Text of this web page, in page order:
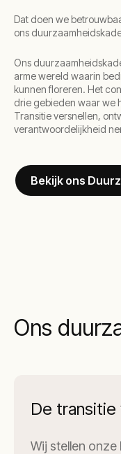
Dat doen we
ons
Ons
arme wereld waarin
kunnen floreren. Het
drie gebieden waar we
Transitie versnellen,
verantwoordelijkheid
Bekijk ons
Ons
De transitie
Wij stellen